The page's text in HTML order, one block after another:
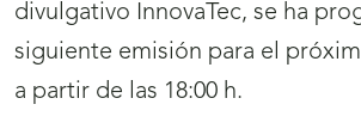
divulgativo InnovaTec, se ha
siguiente emisión para el
a partir de las 18:00 h.